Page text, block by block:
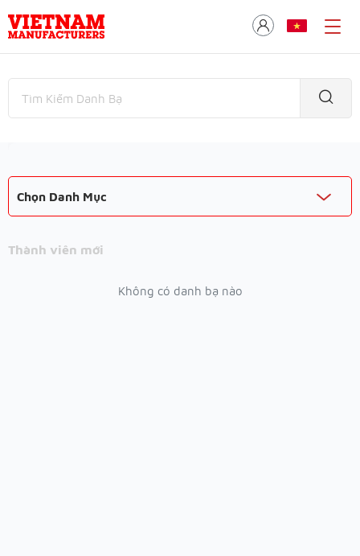
Chọn Danh Mục
Thành viên mới
Không có danh bạ nào